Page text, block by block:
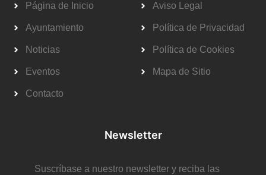
Página de Inicio
Ayuntamiento
Noticias
Eventos
Contacto
Aviso Legal
Política de Privacidad
Política de Cookies
Mapa de Sitio
Newsletter
Suscríbase a nuestro newsletter y reciba las